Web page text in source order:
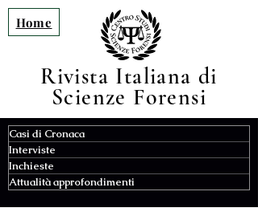
Home
Rivista Italiana di
Scienze Forensi
Casi di Cronaca
Interviste
Inchieste
Attualità approfondimenti